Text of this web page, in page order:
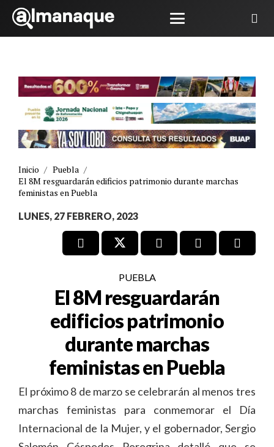
Inicio / Puebla /
El 8M resguardarán edificios patrimonio durante marchas
feministas en Puebla
LUNES, 27 FEBRERO, 2023
PUEBLA
El 8M resguardarán
edificios patrimonio
durante marchas
feministas en Puebla
El próximo 8 de marzo se celebrarán al menos tres
marchas feministas para conmemorar el Día
Internacional de la Mujer, y el gobernador, Sergio